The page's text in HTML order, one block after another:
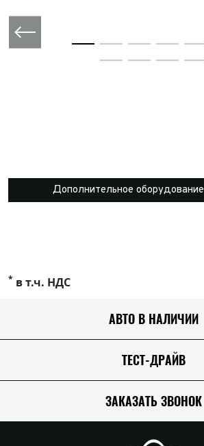
Дополнительное оборудование
* в т.ч. НДС
АВТО В НАЛИЧИИ
ТЕСТ-ДРАЙВ
ЗАКАЗАТЬ ЗВОНОК